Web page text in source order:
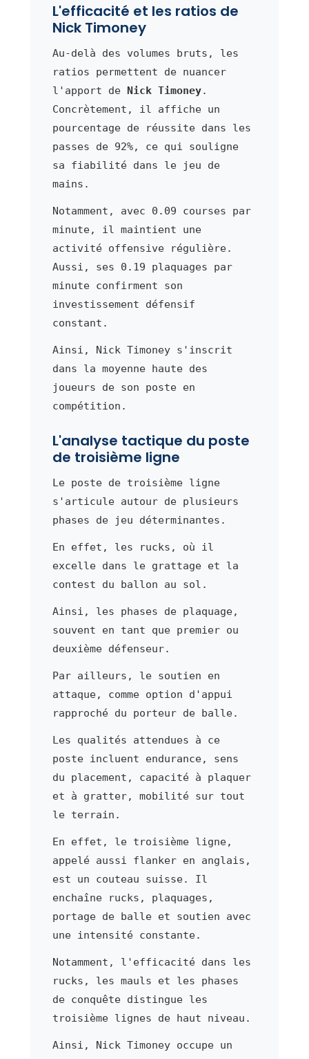
L'efficacité et les ratios de
Nick Timoney
Au-delà des volumes bruts, les
ratios permettent de nuancer
l'apport de Nick Timoney.
Concrètement, il affiche un
pourcentage de réussite dans les
passes de 92%, ce qui souligne
sa fiabilité dans le jeu de
mains.
Notamment, avec 0.09 courses par
minute, il maintient une
activité offensive régulière.
Aussi, ses 0.19 plaquages par
minute confirment son
investissement défensif
constant.
Ainsi, Nick Timoney s'inscrit
dans la moyenne haute des
joueurs de son poste en
compétition.
L'analyse tactique du poste
de troisième ligne
Le poste de troisième ligne
s'articule autour de plusieurs
phases de jeu déterminantes.
En effet, les rucks, où il
excelle dans le grattage et la
contest du ballon au sol.
Ainsi, les phases de plaquage,
souvent en tant que premier ou
deuxième défenseur.
Par ailleurs, le soutien en
attaque, comme option d'appui
rapproché du porteur de balle.
Les qualités attendues à ce
poste incluent endurance, sens
du placement, capacité à plaquer
et à gratter, mobilité sur tout
le terrain.
En effet, le troisième ligne,
appelé aussi flanker en anglais,
est un couteau suisse. Il
enchaîne rucks, plaquages,
portage de balle et soutien avec
une intensité constante.
Notamment, l'efficacité dans les
rucks, les mauls et les phases
de conquête distingue les
troisième lignes de haut niveau.
Ainsi, Nick Timoney occupe un